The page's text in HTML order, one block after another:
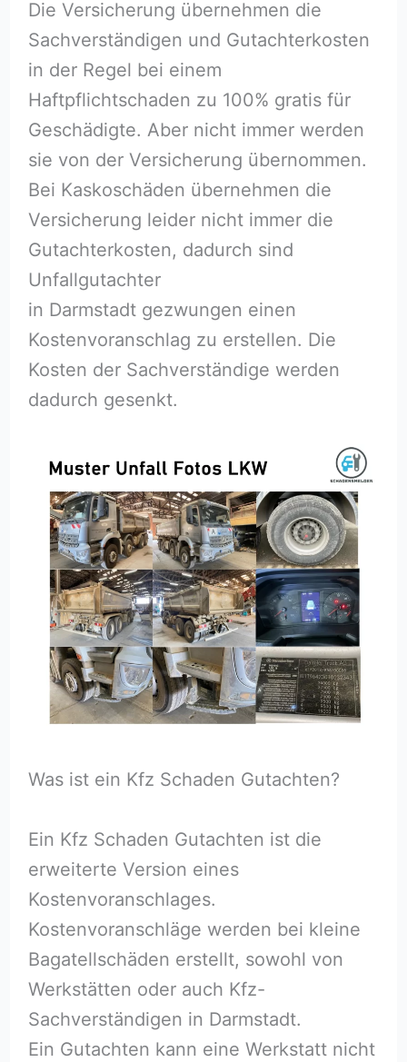
Die Versicherung übernehmen die
Sachverständigen und Gutachterkosten
in der Regel bei einem
Haftpflichtschaden zu 100% gratis für
Geschädigte. Aber nicht immer werden
sie von der Versicherung übernommen.
Bei Kaskoschäden übernehmen die
Versicherung leider nicht immer die
Gutachterkosten, dadurch sind
Unfallgutachter
in Darmstadt gezwungen einen
Kostenvoranschlag zu erstellen. Die
Kosten der Sachverständige werden
dadurch gesenkt.
Was ist ein Kfz Schaden Gutachten?
Ein Kfz Schaden Gutachten ist die
erweiterte Version eines
Kostenvoranschlages.
Kostenvoranschläge werden bei kleine
Bagatellschäden erstellt, sowohl von
Werkstätten oder auch Kfz-
Sachverständigen in Darmstadt.
Ein Gutachten kann eine Werkstatt nicht